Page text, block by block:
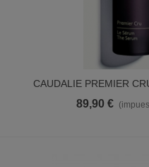
Ver Más
CAUDALIE PREMIER
89,90 €